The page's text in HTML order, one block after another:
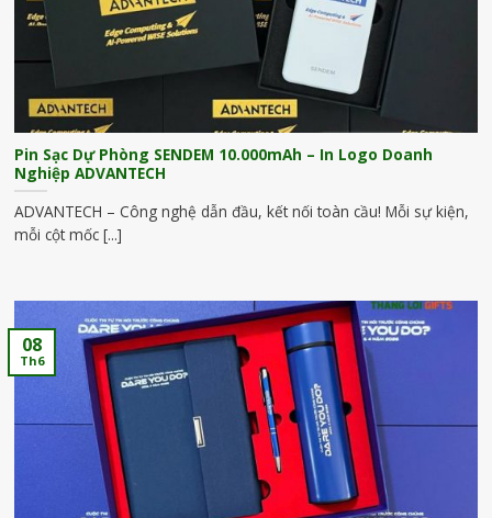
Pin Sạc Dự Phòng SENDEM 10.000mAh – In Logo Doanh
Nghiệp ADVANTECH
ADVANTECH – Công nghệ dẫn đầu, kết nối toàn cầu! Mỗi sự kiện,
mỗi cột mốc [...]
08
Th6